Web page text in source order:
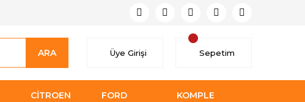
ARA Üye Girişi Sepetim
CİTROEN
FORD
KOMPLE